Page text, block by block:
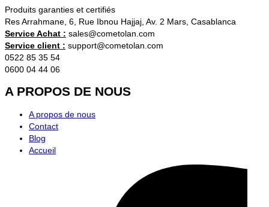
Produits garanties et certifiés
Res Arrahmane, 6, Rue Ibnou Hajjaj, Av. 2 Mars, Casablanca
Service Achat : sales@cometolan.com
Service client : support@cometolan.com
0522 85 35 54
0600 04 44 06
A PROPOS DE NOUS
A propos de nous
Contact
Blog
Accueil